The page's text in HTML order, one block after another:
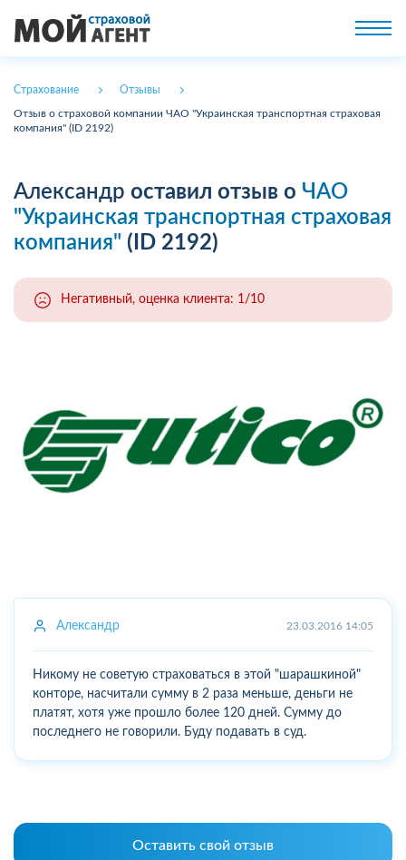
Страхование Отзывы
Отзыв о страховой компании ЧАО "Украинская транспортная страховая
компания" (ID 2192)
Александр оставил отзыв о ЧАО
"Украинская транспортная страховая
компания" (ID 2192)
Негативный, оценка клиента: 1/10
Александр 23.03.2016 14:05
Никому не советую страховаться в этой "шарашкиной"
конторе, насчитали сумму в 2 раза меньше, деньги не
платят, хотя уже прошло более 120 дней. Сумму до
последнего не говорили. Буду подавать в суд.
Оставить свой отзыв